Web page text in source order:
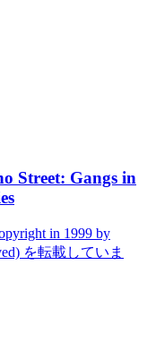
Street: Gangs in
in 1999 by
を転載していま